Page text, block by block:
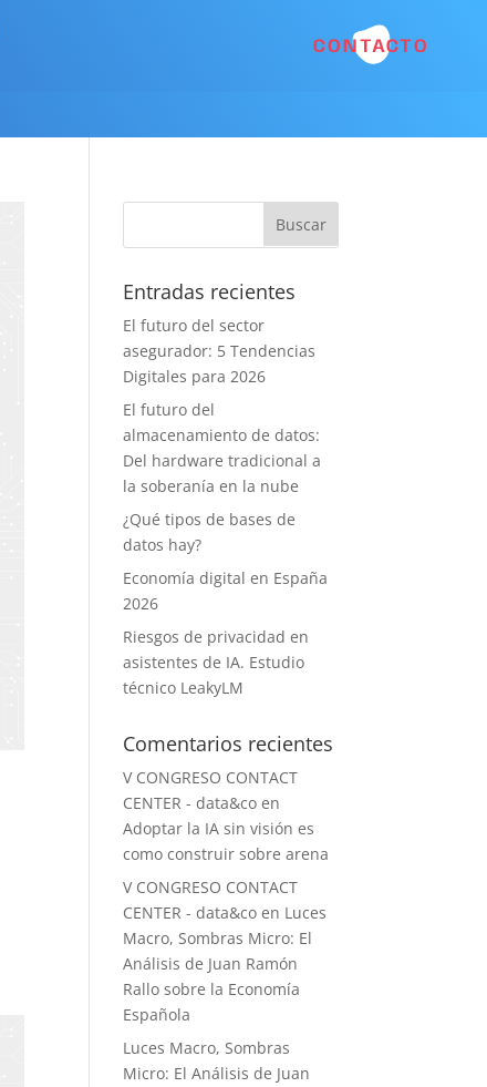
CONTACTO
Entradas recientes
El futuro del sector
asegurador: 5 Tendencias
Digitales para 2026
El futuro del
almacenamiento de datos:
Del hardware tradicional a
la soberanía en la nube
¿Qué tipos de bases de
datos hay?
Economía digital en España
2026
Riesgos de privacidad en
asistentes de IA. Estudio
técnico LeakyLM
Comentarios recientes
V CONGRESO CONTACT
CENTER - data&co en
Adoptar la IA sin visión es
como construir sobre arena
V CONGRESO CONTACT
CENTER - data&co en Luces
Macro, Sombras Micro: El
Análisis de Juan Ramón
Rallo sobre la Economía
Española
Luces Macro, Sombras
Micro: El Análisis de Juan